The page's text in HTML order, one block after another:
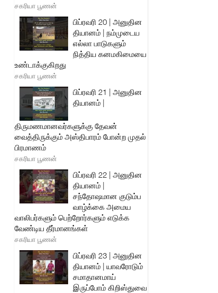
சகரியா பூணன்
பிப்ரவரி 20 | அனுதின
தியானம் | நம்முடைய
எல்லா பாடுகளும்
நித்திய கனமகிமையை
உண்டாக்குகிறது
சகரியா பூணன்
பிப்ரவரி 21 | அனுதின
தியானம் |
திருமணமானவர்களுக்கு தேவன்
வைத்திருக்கும் அஸ்திபாரம் போன்ற முதல்
பிரமாணம்
சகரியா பூணன்
பிப்ரவரி 22 | அனுதின
தியானம் |
சந்தோஷமான குடும்ப
வாழ்க்கை அமைய
வாலிபர்களும் பெற்றோர்களும் எடுக்க
வேண்டிய தீர்மானங்கள்
சகரியா பூணன்
பிப்ரவரி 23 | அனுதின
தியானம் | யாவரோடும்
சமாதானமாய்
இருப்போம் கிறிஸ்துவை